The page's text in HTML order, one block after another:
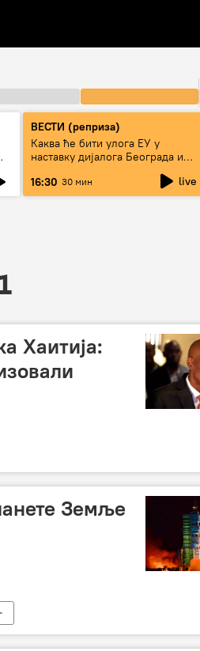
ВЕСТИ (реприза)
Каква ће бити улога ЕУ у
наставку дијалога Београда и
16:30 30 мин live
Хаитија:
Земље